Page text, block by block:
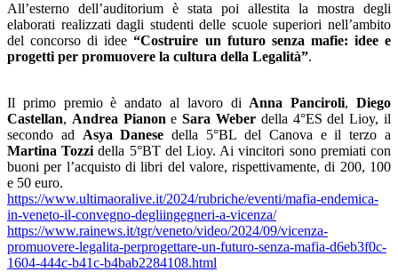
All’esterno dell’auditorium è stata poi allestita la mostra degli
elaborati realizzati dagli studenti delle scuole superiori nell’ambito
del concorso di idee“Costruire un futuro senza mafie: idee e
progetti per promuovere la cultura della Legalità”.
Il primo premio è andato al lavoro di Anna Panciroli,Diego
Castellan, Andrea Pianon eSara Weber della 4°ES del Lioy, il
secondo ad Asya Danese della 5°BL del Canova e il terzo a
Martina Tozzi della 5°BT del Lioy. Ai vincitori sono premiati con
buoni per l’acquisto di libri del valore, rispettivamente, di 200, 100
e 50 euro.
https://www.ultimaoralive.it/2024/rubriche/eventi/mafia-endemica-
in-veneto-il-convegno-degliingegneri-a-vicenza/
https://www.rainews.it/tgr/veneto/video/2024/09/vicenza-
promuovere-legalita-perprogettare-un-futuro-senza-mafia-d6eb3f0c-
1604-444c-b41c-b4bab2284108.html